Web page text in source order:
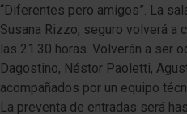
“Diferentes pero amigos”. La
Susana Rizzo, seguro volverá a
las 21.30 horas. Volverán a ser
Dagostino, Néstor Paoletti,
acompañados por un equipo
La preventa de entradas será